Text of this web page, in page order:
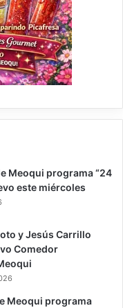
Meoqui programa “24
este miércoles
y Jesús Carrillo
Comedor
Meoqui programa